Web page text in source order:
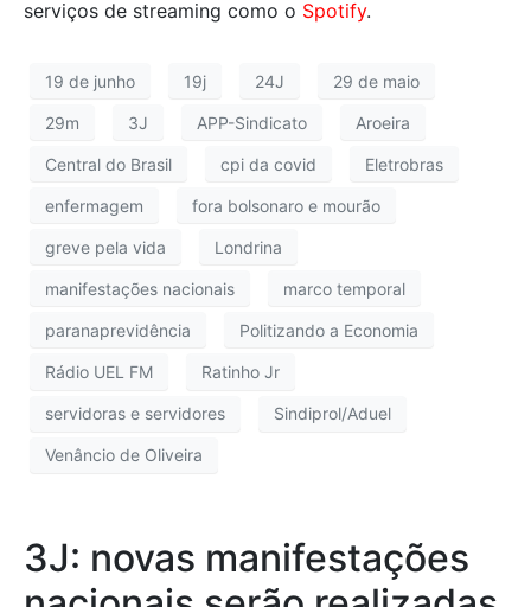
serviços de streaming como o Spotify.
19 de junho 19j 24J 29 de maio
29m 3J APP-Sindicato Aroeira
Central do Brasil cpi da covid Eletrobras
enfermagem fora bolsonaro e mourão
greve pela vida Londrina
manifestações nacionais marco temporal
paranaprevidência Politizando a Economia
Rádio UEL FM Ratinho Jr
servidoras e servidores Sindiprol/Aduel
Venâncio de Oliveira
3J: novas manifestações